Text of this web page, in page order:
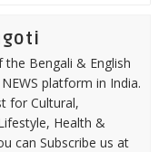
Bengali & English
platform in India.
for Cultural,
Health &
can Subscribe us at